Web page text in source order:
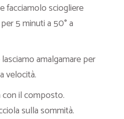
facciamolo sciogliere
5 minuti a 50° a
amalgamare per
velocità.
con il composto.
sulla sommità.